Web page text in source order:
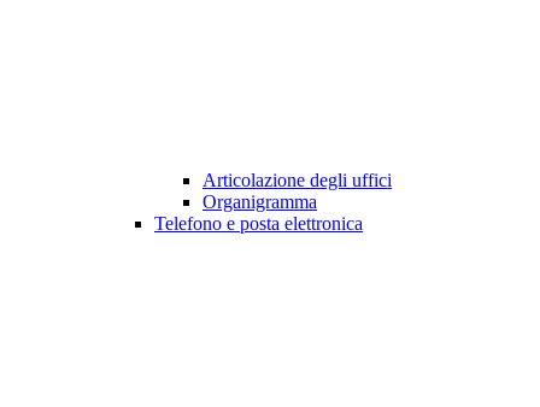
Articolazione degli uffici
Organigramma
Telefono e posta elettronica